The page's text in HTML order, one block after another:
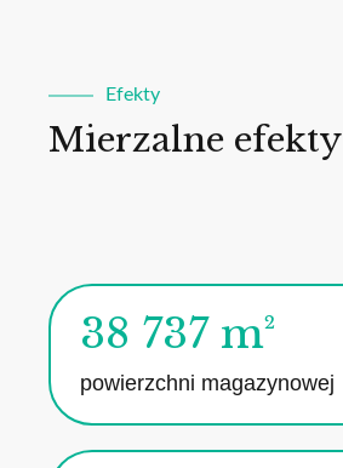
Efekty
Mierzalne efekty
38 737 m²
powierzchni magazynowej